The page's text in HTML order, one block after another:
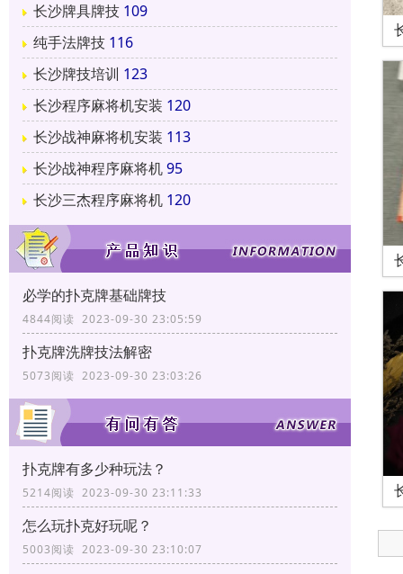
长沙牌具牌技 109
纯手法牌技 116
长沙牌技培训 123
长沙程序麻将机安装 120
长沙战神麻将机安装 113
长沙战神程序麻将机95
长沙三杰程序麻将机 120
必学的扑克牌基础牌技
4844阅读 2023-09-30 23:05:59
扑克牌洗牌技法解密
5073阅读 2023-09-30 23:03:26
扑克牌有多少种玩法？
5214阅读 2023-09-30 23:11:33
怎么玩扑克好玩呢？
5003阅读 2023-09-30 23:10:07